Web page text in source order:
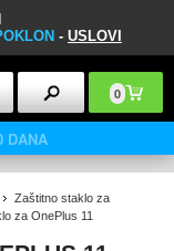
- USLOVI
0
DANA
Zaštitno staklo za
za OnePlus 11